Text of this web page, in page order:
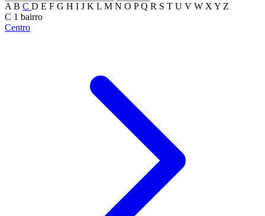
A B C D E F G H I J K L M N O PQ R S T U V W X Y Z
C 1 bairro
Centro